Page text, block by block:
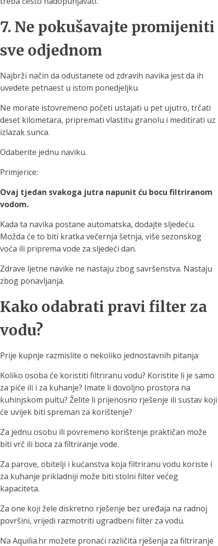
7. Ne pokušavajte promijeniti
sve odjednom
Najbrži način da odustanete od zdravih navika jest da ih
uvedete petnaest u istom ponedjeljku.
Ne morate istovremeno početi ustajati u pet ujutro, trčati
deset kilometara, pripremati vlastitu granolu i meditirati uz
izlazak sunca.
Odaberite jednu naviku.
Primjerice:
Ovaj tjedan svakoga jutra napunit ću bocu filtriranom
vodom.
Kada ta navika postane automatska, dodajte sljedeću.
Možda će to biti kratka večernja šetnja, više sezonskog
voća ili priprema vode za sljedeći dan.
Zdrave ljetne navike ne nastaju zbog savršenstva. Nastaju
zbog ponavljanja.
Kako odabrati pravi filter za
vodu?
Prije kupnje razmislite o nekoliko jednostavnih pitanja:
Koliko osoba će koristiti filtriranu vodu? Koristite li je samo
za piće ili i za kuhanje? Imate li dovoljno prostora na
kuhinjskom pultu? Želite li prijenosno rješenje ili sustav koji
će uvijek biti spreman za korištenje?
Za jednu osobu ili povremeno korištenje praktičan može
biti vrč ili boca za filtriranje vode.
Za parove, obitelji i kućanstva koja filtriranu vodu koriste i
za kuhanje prikladniji može biti stolni filter većeg
kapaciteta.
Za one koji žele diskretno rješenje bez uređaja na radnoj
površini, vrijedi razmotriti ugradbeni filter za vodu.
Na Aquilia.hr možete pronaći različita rješenja za filtriranje